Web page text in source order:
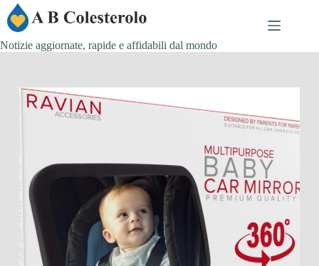
Salta
al
contenuto
Notizie aggiornate, rapide e affidabili dal mondo